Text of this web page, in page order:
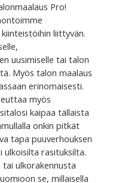
Pro!
liittyvän.
uusimiselle tai talon
Myös talon maalaus
erinomaisesti.
myös
kaipaa tällaista
onkin pitkät
tapa puuverhouksen
ulkoisilta rasituksilta.
ulkorakennusta
se, millaisella